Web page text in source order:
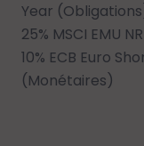
Year
25% MSCI EMU
10% ECB Euro
(Monétaires)